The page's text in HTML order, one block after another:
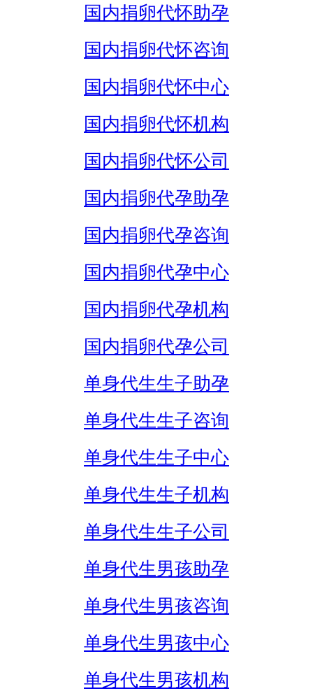
国内捐卵代怀助孕
国内捐卵代怀咨询
国内捐卵代怀中心
国内捐卵代怀机构
国内捐卵代怀公司
国内捐卵代孕助孕
国内捐卵代孕咨询
国内捐卵代孕中心
国内捐卵代孕机构
国内捐卵代孕公司
单身代生生子助孕
单身代生生子咨询
单身代生生子中心
单身代生生子机构
单身代生生子公司
单身代生男孩助孕
单身代生男孩咨询
单身代生男孩中心
单身代生男孩机构